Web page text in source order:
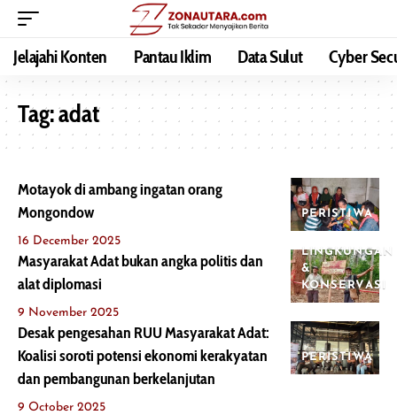
Jelajahi Konten Pantau Iklim Data Sulut Cyber
Tag:adat
PERISTIWA
Motayok di ambang ingatan orang
Mongondow
16 December 2025
LINGKUNGAN
&
KONSERVASI
Masyarakat Adat bukan angka politis dan
alat diplomasi
9 November 2025
PERISTIWA
Desak pengesahan RUU Masyarakat Adat:
Koalisi soroti potensi ekonomi kerakyatan
dan pembangunan berkelanjutan
9 October 2025